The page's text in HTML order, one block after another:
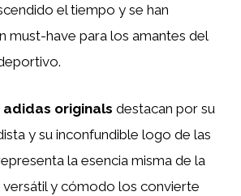
el tiempo y se han
must-have para los amantes del
originals destacan por su
y su inconfundible logo de las
la esencia misma de la
versátil y cómodo los convierte